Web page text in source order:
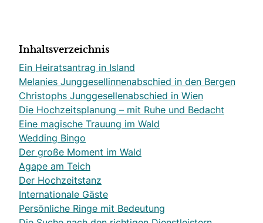
Inhaltsverzeichnis
Ein Heiratsantrag in Island
Melanies Junggesellinnenabschied in den Bergen
Christophs Junggesellenabschied in Wien
Die Hochzeitsplanung – mit Ruhe und Bedacht
Eine magische Trauung im Wald
Wedding Bingo
Der große Moment im Wald
Agape am Teich
Der Hochzeitstanz
Internationale Gäste
Persönliche Ringe mit Bedeutung